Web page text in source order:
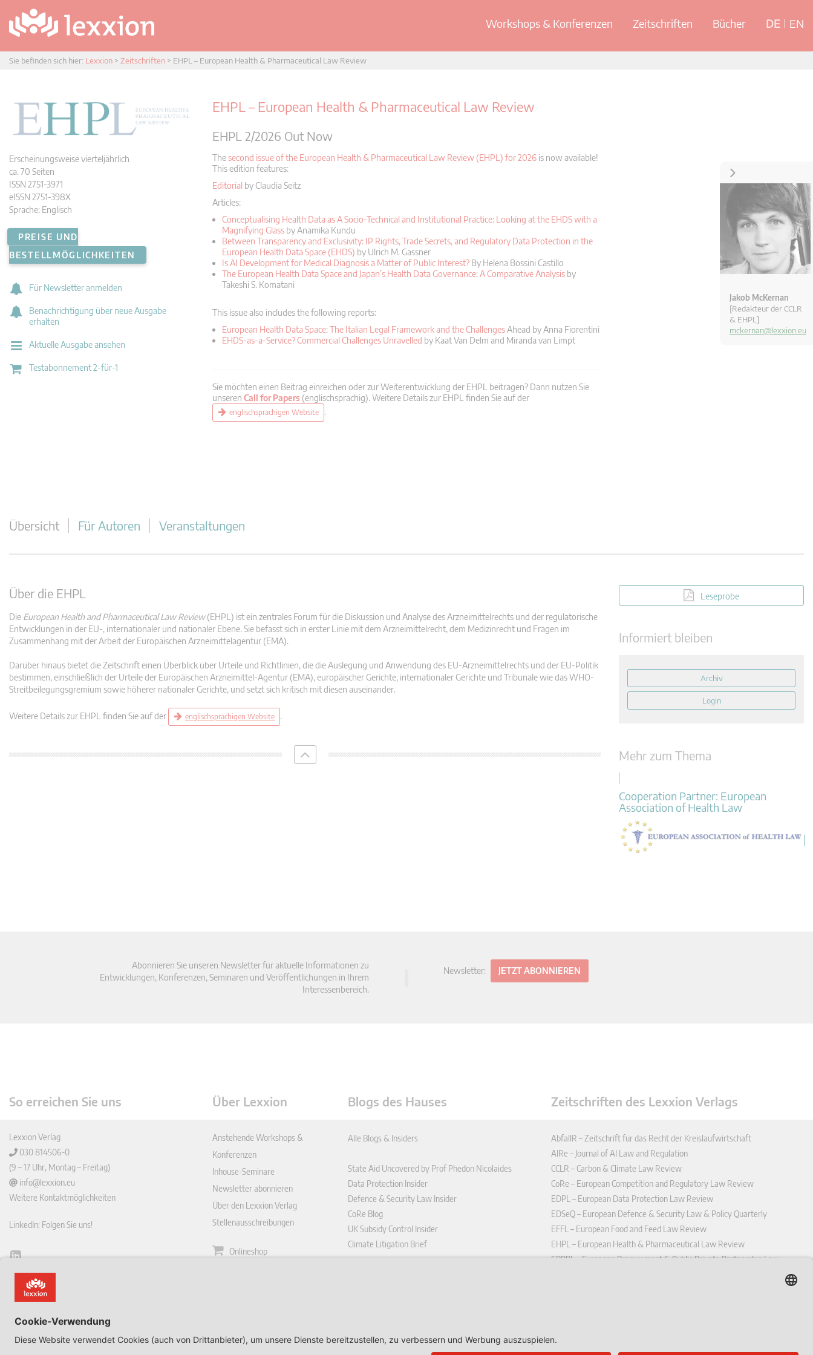
Workshops & Konferenzen Zeitschriften Bücher DE EN
Sie befinden sich hier: Lexxion > Zeitschriften > EHPL – European Health & Pharmaceutical Law Review
Jakob McKernan
[Redakteur der CCLR
& EHPL]
mckernan@lexxion.eu
Erscheinungsweise vierteljährlich
ca. 70 Seiten
ISSN 2751-3971
eISSN 2751-398X
Sprache: Englisch
PREISE UND
BESTELLMÖGLICHKEITEN
Für Newsletter anmelden
Benachrichtigung über neue Ausgabe
erhalten
Aktuelle Ausgabe ansehen
Testabonnement 2-für-1
EHPL – European Health & Pharmaceutical Law Review
EHPL 2/2026 Out Now
Thesecond issue of the European Health & Pharmaceutical Law Review (EHPL) for 2026 is now available!
This edition features:
Editorial by Claudia Seitz
Articles:
Conceptualising Health Data as A Socio-Technical and Institutional Practice: Looking at the EHDS with a
Magnifying Glass by Anamika Kundu
Between Transparency and Exclusivity: IP Rights, Trade Secrets, and Regulatory Data Protection in the
European Health Data Space (EHDS) by Ulrich M. Gassner
Is AI Development for Medical Diagnosis a Matter of Public Interest? By Helena Bossini Castillo
The European Health Data Space and Japan’s Health Data Governance: A Comparative Analysis by
Takeshi S. Komatani
This issue also includes the following reports:
European Health Data Space: The Italian Legal Framework and the ChallengesAhead by Anna Fiorentini
EHDS-as-a-Service? Commercial Challenges Unravelled by Kaat Van Delm and Miranda van Limpt
Sie möchten einen Beitrag einreichen oder zur Weiterentwicklung der EHPL beitragen? Dann nutzen Sie
unseren Call for Papers (englischsprachig). Weitere Details zur EHPL finden Sie auf der
englischsprachigen Website .
Übersicht Für Autoren Veranstaltungen
Über die EHPL
Die European Health and Pharmaceutical Law Review(EHPL) ist ein zentrales Forum für die Diskussion und Analyse des Arzneimittelrechts und der regulatorische
Entwicklungen in der EU-, internationaler und nationaler Ebene. Sie befasst sich in erster Linie mit dem Arzneimittelrecht, dem Medizinrecht und Fragen im
Zusammenhang mit der Arbeit der Europäischen Arzneimittelagentur (EMA).
Darüber hinaus bietet die Zeitschrift einen Überblick über Urteile und Richtlinien, die die Auslegung und Anwendung des EU-Arzneimittelrechts und der EU-Politik
bestimmen, einschließlich der Urteile der Europäischen Arzneimittel-Agentur (EMA), europäischer Gerichte, internationaler Gerichte und Tribunale wie das WHO-
Streitbeilegungsgremium sowie höherer nationaler Gerichte, und setzt sich kritisch mit diesen auseinander.
Weitere Details zur EHPL finden Sie auf der englischsprachigen Website .
Leseprobe
Informiert bleiben
Archiv
Login
Mehr zum Thema
Cooperation Partner: European
Association of Health Law
Abonnieren Sie unseren Newsletter für aktuelle Informationen zu
Entwicklungen, Konferenzen, Seminaren und Veröffentlichungen in Ihrem
Interessenbereich.
Newsletter: JETZT ABONNIEREN
So erreichen Sie uns
Lexxion Verlag
030 814506-0
(9 – 17 Uhr, Montag – Freitag)
info@lexxion.eu
Weitere Kontaktmöglichkeiten
LinkedIn: Folgen Sie uns!
Lin
ked
English Version
This is the German version of Lexxions website.
Click below to view the English version:
DE
Über Lexxion
Anstehende Workshops &
Konferenzen
Inhouse-Seminare
Newsletter abonnieren
Über den Lexxion Verlag
Stellenausschreibungen
Onlineshop
Datenschutzerklärung
Blogs des Hauses
Alle Blogs & Insiders
State Aid Uncovered by Prof Phedon Nicolaides
Data Protection Insider
Defence & Security Law Insider
CoRe Blog
UK Subsidy Control Insider
Climate Litigation Brief
Zeitschriften des Lexxion Verlags
AbfallR – Zeitschrift für das Recht der Kreislaufwirtschaft
AIRe – Journal of AI Law and Regulation
CCLR – Carbon & Climate Law Review
CoRe – European Competition and Regulatory Law Review
EDPL – European Data Protection Law Review
EDSeQ – European Defence & Security Law & Policy Quarterly
EFFL – European Food and Feed Law Review
EHPL – European Health & Pharmaceutical Law Review
EPPPL – European Procurement & Public Private Partnership Law
UWP – Umweltrechtliche Beiträge aus Wissenschaft und Praxis